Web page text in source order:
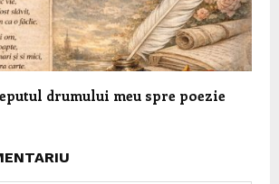
drumului meu spre poezie